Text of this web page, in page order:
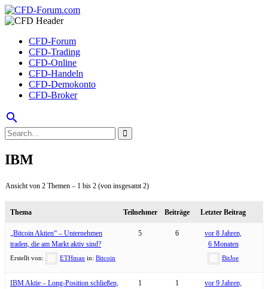
CFD-Forum
CFD-Trading
CFD-Online
CFD-Handeln
CFD-Demokonto
CFD-Broker
search
IBM
Ansicht von 2 Themen – 1 bis 2 (von insgesamt 2)
Thema Teilnehmer Beiträge Letzter Beitrag
„Bitcoin Aktien“ – Unternehmen
traden, die am Markt aktiv sind?
Erstellt von: ETHman in: Bitcoin
5 6
vor 8 Jahren,
6 Monaten
BitJoe
IBM Aktie – Long-Position schließen,
1 1
vor 9 Jahren,